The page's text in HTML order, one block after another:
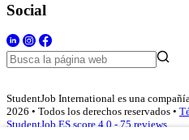
Social
StudentJob International es una
2026 • Todos los derechos reservados •
StudentJob ES score 4.0 - 75 reviews